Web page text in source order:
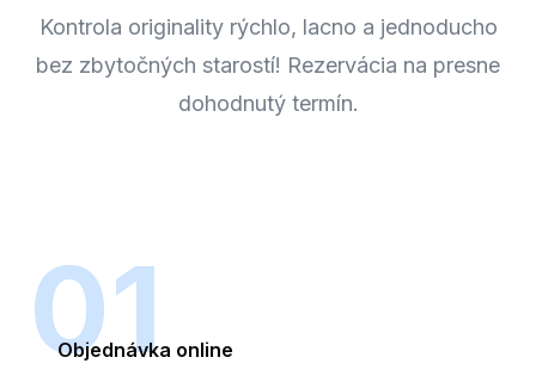
Kontrola originality rýchlo, lacno a jednoducho
bez zbytočných starostí! Rezervácia na presne
dohodnutý termín.
01
Objednávka online